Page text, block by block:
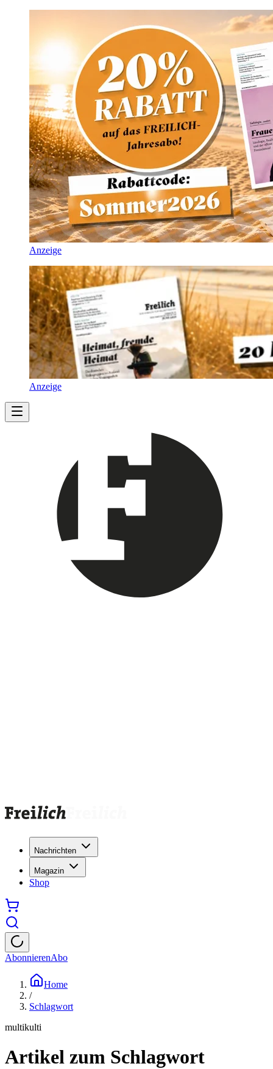
Anzeige
Anzeige
Nachrichten
Magazin
Shop
AbonnierenAbo
Home
/
Schlagwort
multikulti
Artikel zum Schlagwort